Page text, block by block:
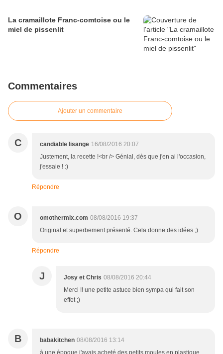
La cramaillote Franc-comtoise ou le
miel de pissenlit
Commentaires
Ajouter un commentaire
C candiable lisange 16/08/2016 20:07
Justement, la recette !<br /> Génial, dès que j'en ai l'occasion,
j'essaie ! :)
Répondre
O omothermix.com 08/08/2016 19:37
Original et superbement présenté. Cela donne des idées ;)
Répondre
J Josy et Chris 08/08/2016 20:44
Merci !! une petite astuce bien sympa qui fait son
effet ;)
B babakitchen 08/08/2016 13:14
à une époque j'avais acheté des petits moules en plastique